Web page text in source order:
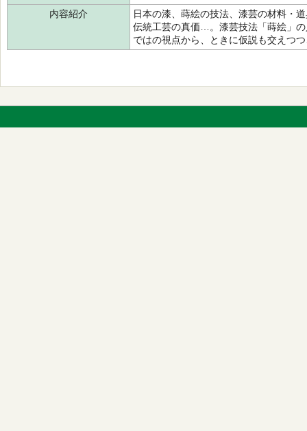
内容紹介
日本の漆、蒔絵の技法、漆芸の材料・
伝統工芸の真価…。漆芸技法「蒔絵」
ではの視点から、ときに仮説も交えつ